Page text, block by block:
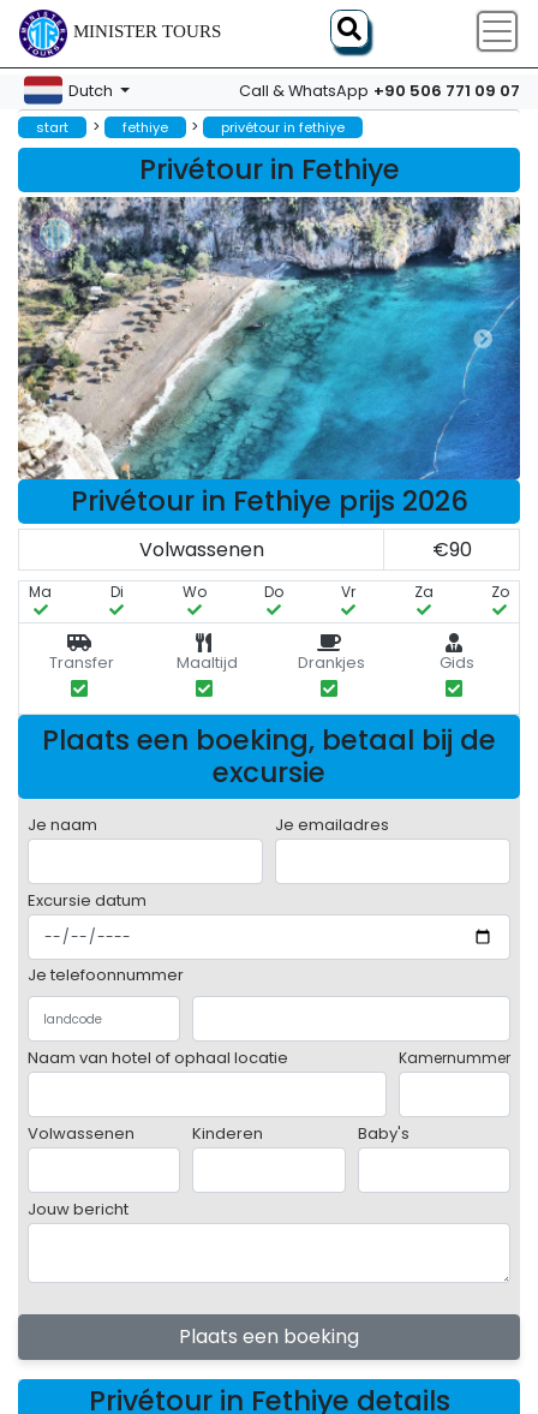
MINISTER TOURS
Dutch Call & WhatsApp +90 506 771 09 07
start > fethiye > privétour in fethiye
Privétour in Fethiye
Privétour in Fethiye prijs 2026
Volwassenen €90
Ma Di Wo Do Vr Za Zo
Transfer Maaltijd Drankjes Gids
Plaats een boeking, betaal bij de
excursie
Je naam Je emailadres
Excursie datum
Je telefoonnummer
Naam van hotel of ophaal locatie Kamernummer
Volwassenen Kinderen Baby's
Jouw bericht
Plaats een boeking
Privétour in Fethiye details